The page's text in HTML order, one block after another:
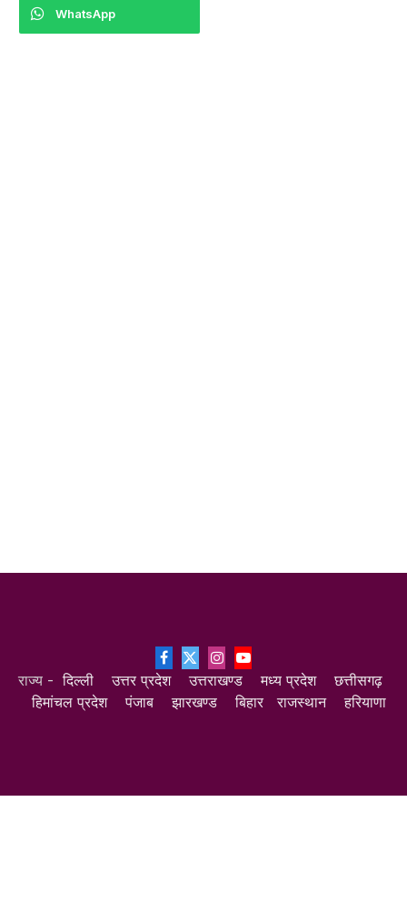
WhatsApp
Facebook
X
(Twitter)
InstagramYouTube
राज्य -दिल्ली उत्तर प्रदेश उत्तराखण्ड मध्य प्रदेश
छत्तीसगढ़
हिमांचल प्रदेश
पंजाब झारखण्ड बिहार राजस्थान हरियाणा